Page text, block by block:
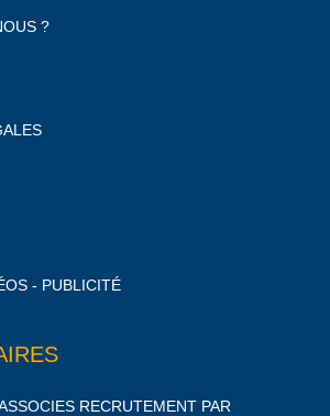
?
- PUBLICITÉ
RECRUTEMENT PAR